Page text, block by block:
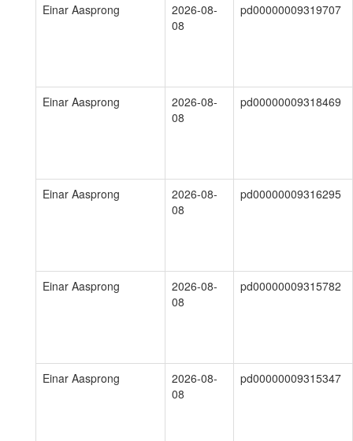
Einar Aasprong
2026-08-
08
pd00000009319707
Einar Aasprong
2026-08-
08
pd00000009318469
Einar Aasprong
2026-08-
08
pd00000009316295
Einar Aasprong
2026-08-
08
pd00000009315782
Einar Aasprong
2026-08-
08
pd00000009315347